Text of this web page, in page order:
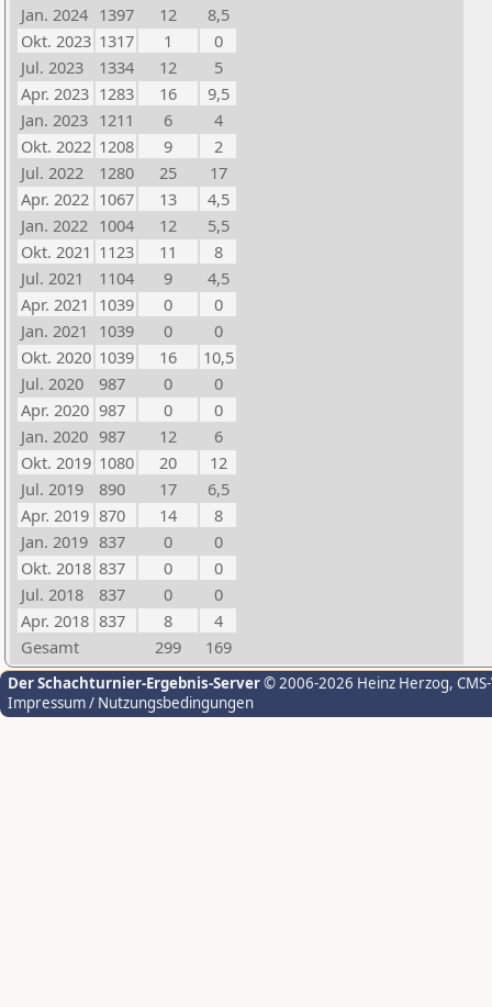
Jan. 2024 1397 12
8,5
Okt. 2023 1317 1
0
Jul. 2023
1334 12
5
Apr. 2023 1283 16
9,5
Jan. 2023 1211 6
4
Okt. 2022 1208 9
2
Jul. 2022
1280 25
17
Apr. 2022 1067 13
4,5
Jan. 2022 1004 12
5,5
Okt. 2021 1123 11
8
Jul. 2021
1104 9
4,5
Apr. 2021 1039 0
0
Jan. 2021
1039 0
0
Okt. 2020 1039 16
10,5
Jul. 2020
987 0
0
Apr. 2020 987 0
0
Jan. 2020 987 12
6
Okt. 2019 1080 20
12
Jul. 2019
890 17
6,5
Apr. 2019 870 14
8
Jan. 2019 837 0
0
Okt. 2018 837 0
0
Jul. 2018
837 0
0
Apr. 2018 837 8
4
Gesamt
299 169
Der Schachturnier-Ergebnis-Server© 2006-2026 Heinz Herzog,
Impressum / Nutzungsbedingungen